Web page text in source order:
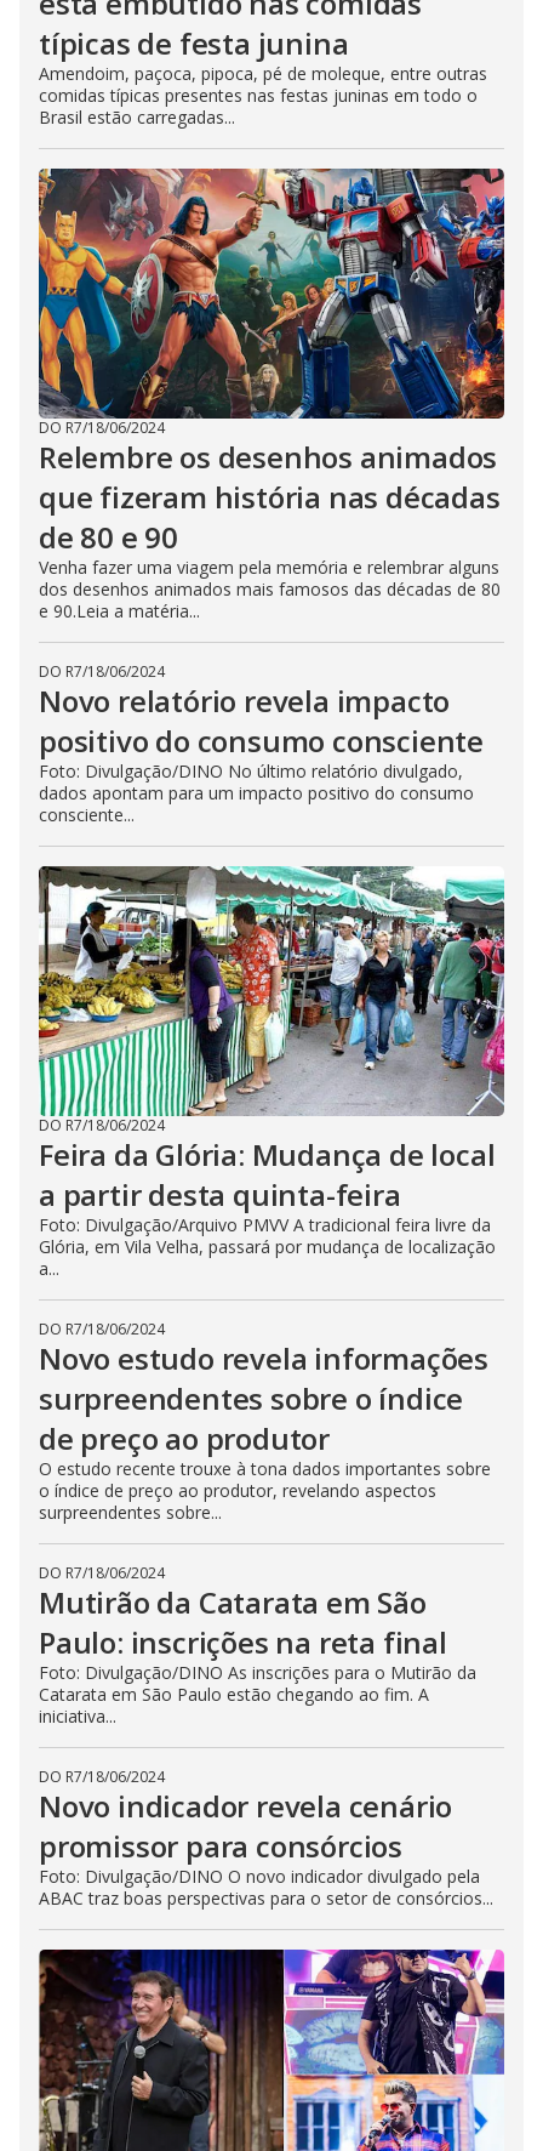
típicas de festa junina
Amendoim, paçoca, pipoca, pé de moleque, entre outras
comidas típicas presentes nas festas juninas em todo o
Brasil estão carregadas...
DO R7/18/06/2024
Relembre os desenhos animados
que fizeram história nas décadas
de 80 e 90
Venha fazer uma viagem pela memória e relembrar alguns
dos desenhos animados mais famosos das décadas de 80
e 90.Leia a matéria...
DO R7/18/06/2024
Novo relatório revela impacto
positivo do consumo consciente
Foto: Divulgação/DINO No último relatório divulgado,
dados apontam para um impacto positivo do consumo
consciente...
DO R7/18/06/2024
Feira da Glória: Mudança de local
a partir desta quinta-feira
Foto: Divulgação/Arquivo PMVV A tradicional feira livre da
Glória, em Vila Velha, passará por mudança de localização
a...
DO R7/18/06/2024
Novo estudo revela informações
surpreendentes sobre o índice
de preço ao produtor
O estudo recente trouxe à tona dados importantes sobre
o índice de preço ao produtor, revelando aspectos
surpreendentes sobre...
DO R7/18/06/2024
Mutirão da Catarata em São
Paulo: inscrições na reta final
Foto: Divulgação/DINO As inscrições para o Mutirão da
Catarata em São Paulo estão chegando ao fim. A
iniciativa...
DO R7/18/06/2024
Novo indicador revela cenário
promissor para consórcios
Foto: Divulgação/DINO O novo indicador divulgado pela
ABAC traz boas perspectivas para o setor de consórcios...